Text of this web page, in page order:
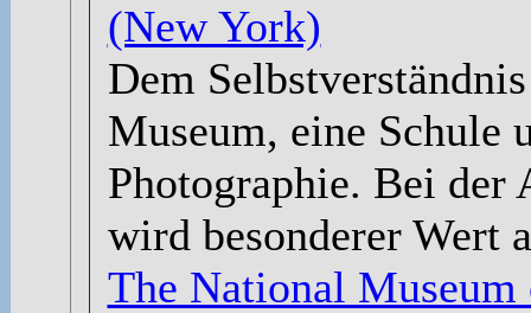
(New York)
Dem
Museum, eine Schule
Photographie. Bei der
wird besonderer Wert
The National